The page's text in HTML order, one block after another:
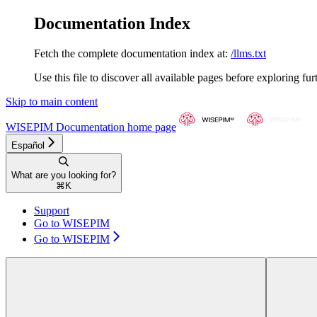
Documentation Index
Fetch the complete documentation index at: /llms.txt
Use this file to discover all available pages before exploring
Skip to main content
WISEPIM Documentation home page
Español
What are you looking for?
⌘ K
Support
Go to WISEPIM
Go to WISEPIM